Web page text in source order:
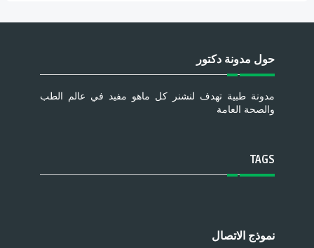
حول مدونة دكتور
مدونة طبية تهدف لنشنر كل ماهو مفيد في عالم الطب
والصحة العامة
TAGS
نموذج الاتصال